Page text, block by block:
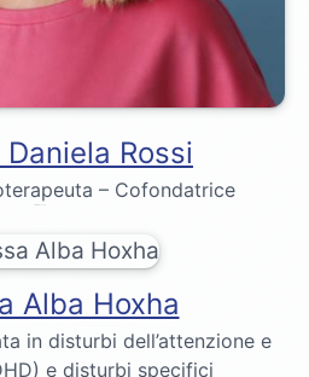
Rossi
– Cofondatrice
Alba Hoxha
in disturbi dell’attenzione e
e disturbi specifici